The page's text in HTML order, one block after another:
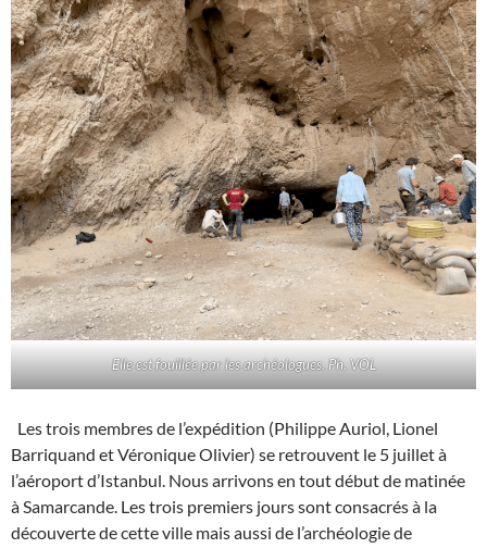
Elle est fouillée par les archéologues. Ph. VOL
Les trois membres de l’expédition (Philippe Auriol, Lionel
Barriquand et Véronique Olivier) se retrouvent le 5 juillet à
l’aéroport d’Istanbul. Nous arrivons en tout début de matinée
à Samarcande. Les trois premiers jours sont consacrés à la
découverte de cette ville mais aussi de l’archéologie de